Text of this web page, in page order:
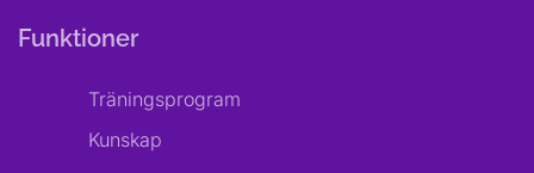
Funktioner
Träningsprogram
Kunskap